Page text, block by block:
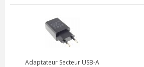
Adaptateur Secteur USB-A